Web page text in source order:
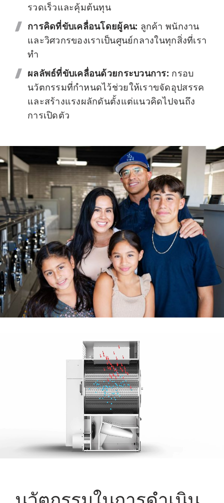
รวดเร็วและคุ้มต้นทุน
การคิดที่ขับเคลื่อนโดยผู้คน: ลูกค้า พนักงาน
และวิศวกรของเราเป็นศูนย์กลางในทุกสิ่งที่เรา
ทำ
ผลลัพธ์ที่ขับเคลื่อนด้วยกระบวนการ: กรอบ
นวัตกรรมที่กำหนดไว้ช่วยให้เราขจัดอุปสรรค
และสร้างแรงผลักดันตั้งแต่แนวคิดไปจนถึง
การเปิดตัว